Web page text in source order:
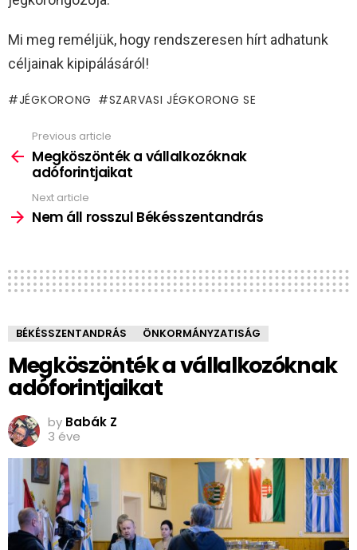
Mi meg reméljük, hogy rendszeresen hírt adhatunk
céljainak kipipálásáról!
JÉGKORONG SZARVASI JÉGKORONG SE
more
Previous article
Megköszönték a vállalkozóknak
adóforintjaikat
Next article
Nem áll rosszul Békésszentandrás
BÉKÉSSZENTANDRÁS ÖNKORMÁNYZATISÁG
Megköszönték a vállalkozóknak
adóforintjaikat
by Babák Z
3 éve